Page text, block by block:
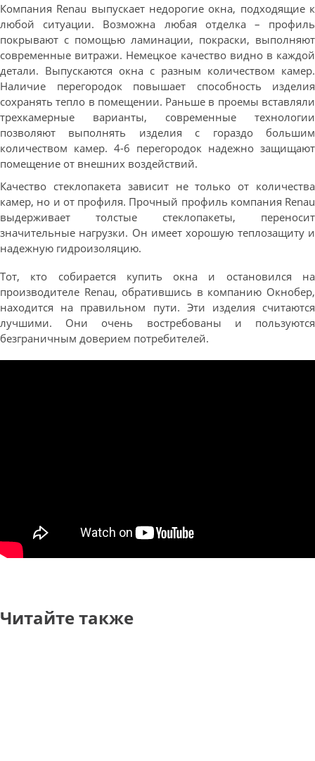
Компания Renau выпускает недорогие окна, подходящие к
любой ситуации. Возможна любая отделка – профиль
покрывают с помощью ламинации, покраски, выполняют
современные витражи. Немецкое качество видно в каждой
детали. Выпускаются окна с разным количеством камер.
Наличие перегородок повышает способность изделия
сохранять тепло в помещении. Раньше в проемы вставляли
трехкамерные варианты, современные технологии
позволяют выполнять изделия с гораздо большим
количеством камер. 4-6 перегородок надежно защищают
помещение от внешних воздействий.
Качество стеклопакета зависит не только от количества
камер, но и от профиля. Прочный профиль компания Renau
выдерживает толстые стеклопакеты, переносит
значительные нагрузки. Он имеет хорошую теплозащиту и
надежную гидроизоляцию.
Тот, кто собирается купить окна и остановился на
производителе Renau, обратившись в компанию Окнобер,
находится на правильном пути. Эти изделия считаются
лучшими. Они очень востребованы и пользуются
безграничным доверием потребителей.
Читайте также